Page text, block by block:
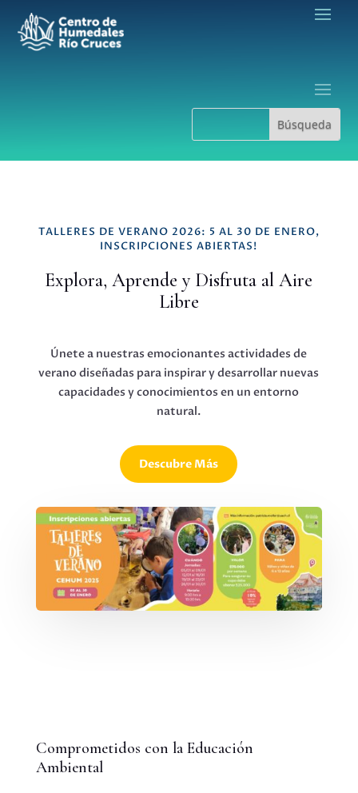
TALLERES DE VERANO 2026: 5 AL 30 DE ENERO,
INSCRIPCIONES ABIERTAS!
Explora, Aprende y Disfruta al Aire
Libre
Únete a nuestras emocionantes actividades de
verano diseñadas para inspirar y desarrollar nuevas
capacidades y conocimientos en un entorno
natural.
Descubre Más
Comprometidos con la Educación
Ambiental